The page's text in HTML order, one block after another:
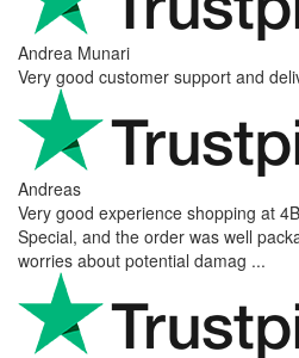
Andrea Munari
Very good customer support and
Andreas
Very good experience shopping at
Special, and the order was well
worries about potential damag ...